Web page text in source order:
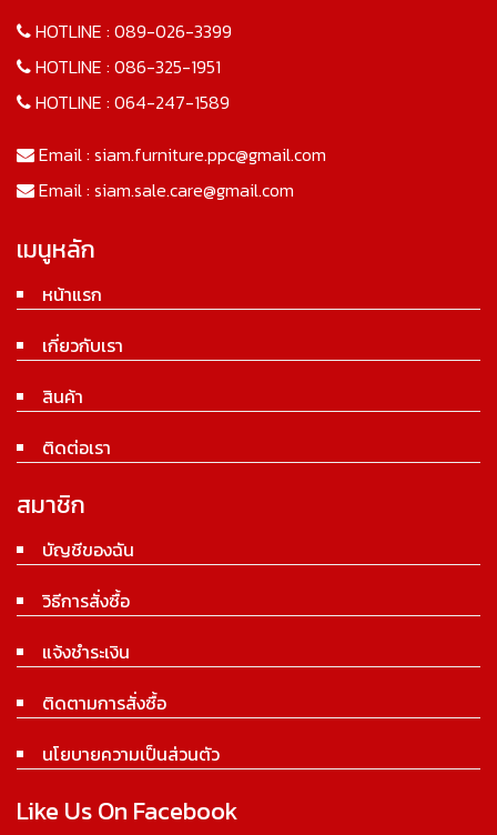
HOTLINE : 089-026-3399
HOTLINE : 086-325-1951
HOTLINE : 064-247-1589
Email : siam.furniture.ppc@gmail.com
Email : siam.sale.care@gmail.com
เมนูหลัก
หน้าแรก
เกี่ยวกับเรา
สินค้า
ติดต่อเรา
สมาชิก
บัญชีของฉัน
วิธีการสั่งซื้อ
แจ้งชำระเงิน
ติดตามการสั่งซื้อ
นโยบายความเป็นส่วนตัว
Like Us On Facebook